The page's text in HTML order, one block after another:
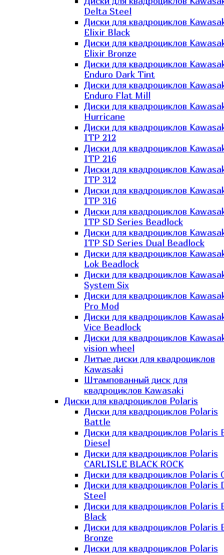
Delta Steel
Диски для квадроциклов
Elixir Black
Диски для квадроциклов
Elixir Bronze
Диски для квадроциклов
Enduro Dark Tint
Диски для квадроциклов
Enduro Flat Mill
Диски для квадроциклов
Hurricane
Диски для квадроциклов
ITP 212
Диски для квадроциклов
ITP 216
Диски для квадроциклов
ITP 312
Диски для квадроциклов
ITP 316
Диски для квадроциклов
ITP SD Series Beadlock
Диски для квадроциклов
ITP SD Series Dual Beadlock
Диски для квадроциклов
Lok Beadlock
Диски для квадроциклов
System Six
Диски для квадроциклов
Pro Mod
Диски для квадроциклов
Vice Beadlock
Диски для квадроциклов
vision wheel
Литые диски для квадроциклов
Kawasaki​
Штампованный диск для
квадроциклов Kawasaki​
Диски для квадроциклов Polaris
Диски для квадроциклов Polaris
Battle
Диски для квадроциклов Polaris
Diesel
Диски для квадроциклов Polaris
CARLISLE BLACK ROCK
Диски для квадроциклов Polaris
Диски для квадроциклов Polaris
Steel
Диски для квадроциклов Polaris
Black
Диски для квадроциклов Polaris
Bronze
Диски для квадроциклов Polaris